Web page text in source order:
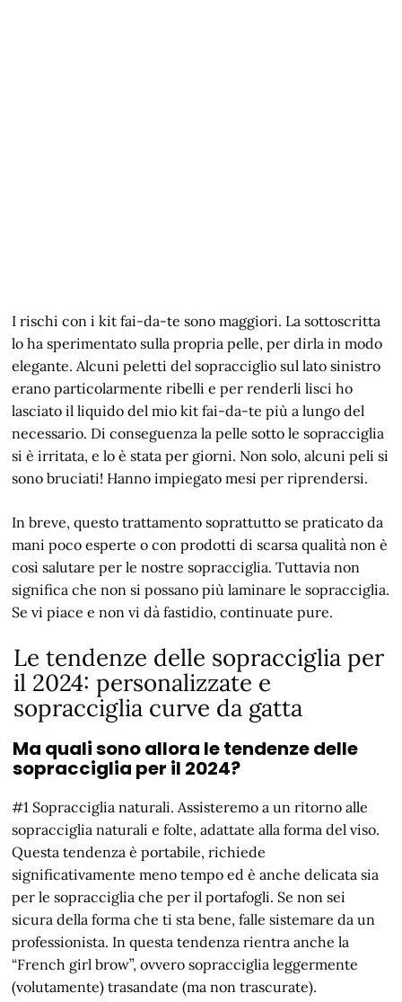
I rischi con i kit fai-da-te sono maggiori. La sottoscritta
lo ha sperimentato sulla propria pelle, per dirla in modo
elegante. Alcuni peletti del sopracciglio sul lato sinistro
erano particolarmente ribelli e per renderli lisci ho
lasciato il liquido del mio kit fai-da-te più a lungo del
necessario. Di conseguenza la pelle sotto le sopracciglia
si è irritata, e lo è stata per giorni. Non solo, alcuni peli si
sono bruciati! Hanno impiegato mesi per riprendersi.
In breve, questo trattamento soprattutto se praticato da
mani poco esperte o con prodotti di scarsa qualità non è
così salutare per le nostre sopracciglia. Tuttavia non
significa che non si possano più laminare le sopracciglia.
Se vi piace e non vi dà fastidio, continuate pure.
Le tendenze delle sopracciglia per
il 2024: personalizzate e
sopracciglia curve da gatta
Ma quali sono allora le tendenze delle
sopracciglia per il 2024?
#1 Sopracciglia naturali. Assisteremo a un ritorno alle
sopracciglia naturali e folte, adattate alla forma del viso.
Questa tendenza è portabile, richiede
significativamente meno tempo ed è anche delicata sia
per le sopracciglia che per il portafogli. Se non sei
sicura della forma che ti sta bene, falle sistemare da un
professionista. In questa tendenza rientra anche la
“French girl brow”, ovvero sopracciglia leggermente
(volutamente) trasandate (ma non trascurate).